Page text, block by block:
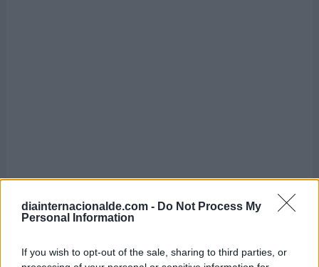
diainternacionalde.com - Do Not Process My
Personal Information
If you wish to opt-out of the sale, sharing to third parties, or